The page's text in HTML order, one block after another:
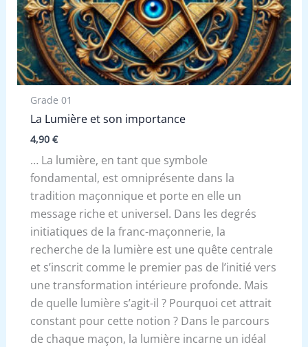
Grade 01
La Lumière et son importance
4,90 €
… La lumière, en tant que symbole
fondamental, est omniprésente dans la
tradition maçonnique et porte en elle un
message riche et universel. Dans les degrés
initiatiques de la franc-maçonnerie, la
recherche de la lumière est une quête centrale
et s’inscrit comme le premier pas de l’initié vers
une transformation intérieure profonde. Mais
de quelle lumière s’agit-il ? Pourquoi cet attrait
constant pour cette notion ? Dans le parcours
de chaque maçon, la lumière incarne un idéal